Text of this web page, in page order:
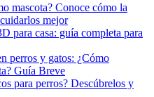
mascota? Conoce cómo la
mejor
para casa: guía completa para
perros y gatos: ¿Cómo
Guía Breve
para perros? Descúbrelos y